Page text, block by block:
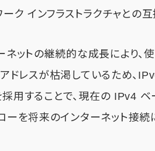
ーク インフラストラクチャとの
ネットの継続的な成長により、
ドレスが枯渇しているため、
用することで、現在の IPv4 ベ
ーを将来のインターネット接続